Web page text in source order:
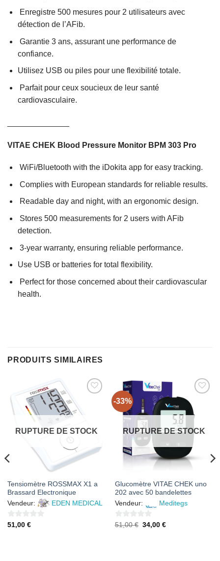
Enregistre 500 mesures pour 2 utilisateurs avec
détection de l’AFib.
Garantie 3 ans, assurant une performance de
confiance.
Utilisez USB ou piles pour une flexibilité totale.
Parfait pour ceux soucieux de leur santé
cardiovasculaire.
VITAE CHEK Blood Pressure Monitor BPM 303 Pro
WiFi/Bluetooth with the iDokita app for easy tracking.
Complies with European standards for reliable results.
Readable day and night, with an ergonomic design.
Stores 500 measurements for 2 users with AFib
detection.
3-year warranty, ensuring reliable performance.
Use USB or batteries for total flexibility.
Perfect for those concerned about their cardiovascular
health.
PRODUITS SIMILAIRES
AJOUTER
À MES
FAVORIS
RUPTURE DE STOCK
Tensiomètre ROSSMAX X1 a
Brassard Electronique
Vendeur:
EDEN MEDICAL
0
51,00 €
-33%
AJOUTER
À MES
FAVORIS
RUPTURE DE STOCK
Glucomètre VITAE CHEK uno
202 avec 50 bandelettes
Vendeur:
Meditegs
0
51,00€ Le
34,00 €Le